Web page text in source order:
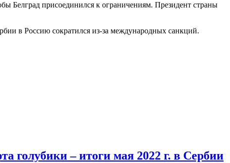
Белград присоединился к ограничениям. Президент страны
в Россию сократился из-за международных санкций.
голубики – итоги мая 2022 г. в Сербии